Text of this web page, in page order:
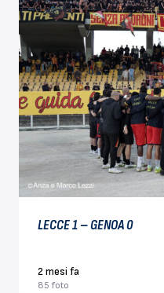
LECCE 1 – GENOA 0
2 mesi fa
85 foto